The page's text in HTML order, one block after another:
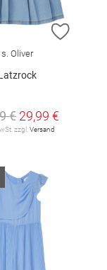
HINZUFÜGEN
ZUR
s. Oliver
€ 29,99 €
zzgl. Versand